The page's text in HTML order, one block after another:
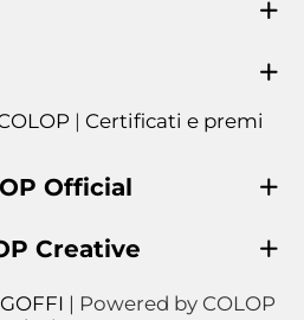
| Certificati e premi
Official
Creative
| Powered by COLOP